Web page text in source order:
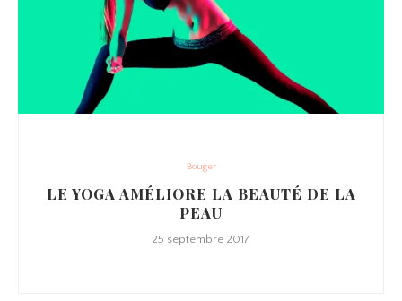
Bouger
LE YOGA AMÉLIORE LA BEAUTÉ DE LA
PEAU
25 septembre 2017